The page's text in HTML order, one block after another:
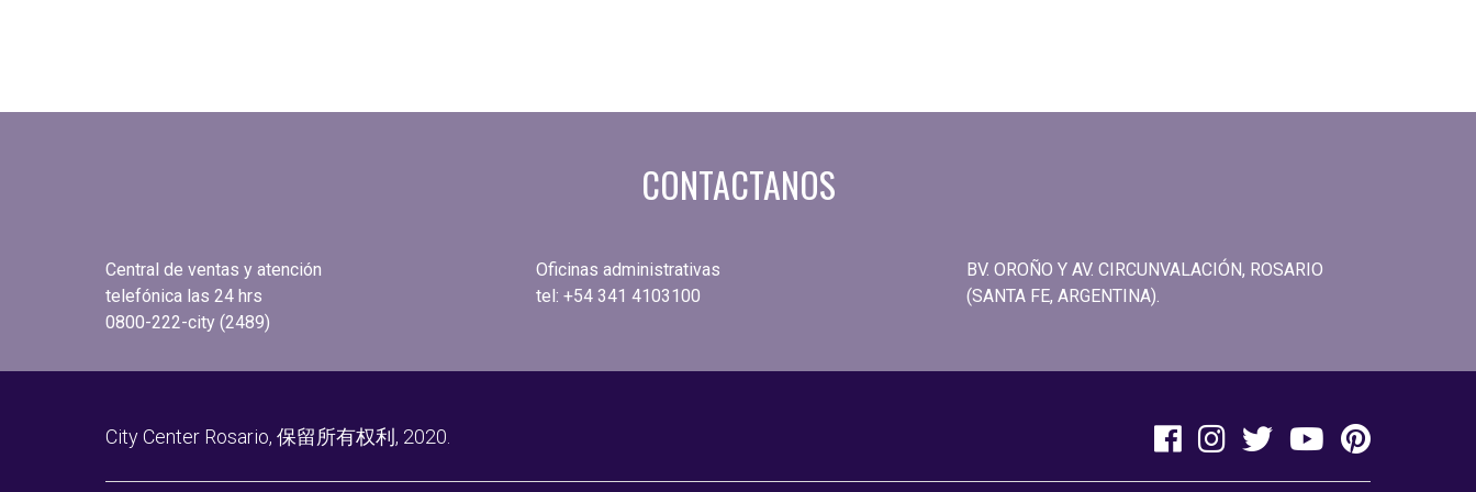
CONTACTANOS
Central de ventas y atención
telefónica las 24 hrs
0800-222-city (2489)
Oficinas administrativas
tel: +54 341 4103100
BV. OROÑO Y AV. CIRCUNVALACIÓN, ROSARIO
(SANTA FE, ARGENTINA).
City Center Rosario, 保留所有权利, 2020.